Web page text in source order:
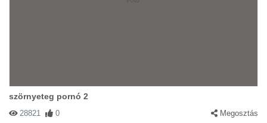
szörnyeteg pornó 2
28821 0 Megosztás